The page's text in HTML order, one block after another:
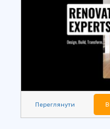
Переглянути